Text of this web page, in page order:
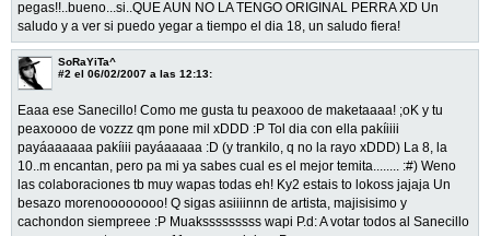
pegas!!..bueno...si..QUE AUN NO LA TENGO ORIGINAL PERRA XD Un
saludo y a ver si puedo yegar a tiempo el dia 18, un saludo fiera!
SoRaYiTa^
#2 el 06/02/2007 a las 12:13:
Eaaa ese Sanecillo! Como me gusta tu peaxooo de maketaaaa! ;oK y tu
peaxoooo de vozzz qm pone mil xDDD :P Tol dia con ella pakíiiii
payáaaaaaa pakíiii payáaaaaa :D (y trankilo, q no la rayo xDDD) La 8, la
10..m encantan, pero pa mi ya sabes cual es el mejor temita........ :#) Weno
las colaboraciones tb muy wapas todas eh! Ky2 estais to lokoss jajaja Un
besazo morenoooooooo! Q sigas asiiiinnn de artista, majisisimo y
cachondon siempreee :P Muaksssssssss wapi P.d: A votar todos al Sanecillo